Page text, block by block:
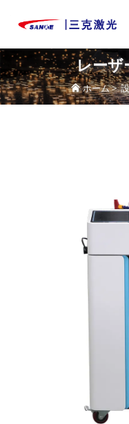
レーザ
ホーム>